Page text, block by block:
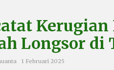
a
a
K
Kerugian
Longsor di
1 Februari 2025